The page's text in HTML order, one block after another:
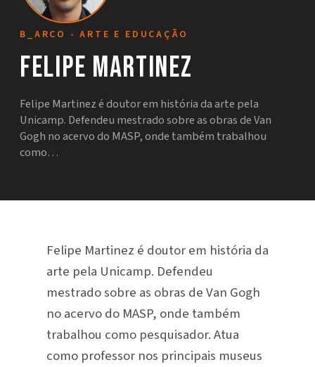
B_ARCO - ARTE E EDUCAÇÃO
Felipe Martinez
Felipe Martinez é doutor em história da arte pela
Unicamp. Defendeu mestrado sobre as obras de Van
Gogh no acervo do MASP, onde também trabalhou
como…
Felipe Martinez é doutor em história da
arte pela Unicamp. Defendeu
mestrado sobre as obras de Van Gogh
no acervo do MASP, onde também
trabalhou como pesquisador. Atua
como professor nos principais museus